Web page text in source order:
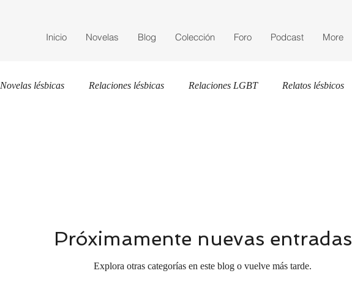
Inicio Novelas Blog Colección Foro Podcast More
Novelas lésbicas Relaciones lésbicas Relaciones LGBT Relatos lésbicos
Próximamente nuevas entradas
Explora otras categorías en este blog o vuelve más tarde.